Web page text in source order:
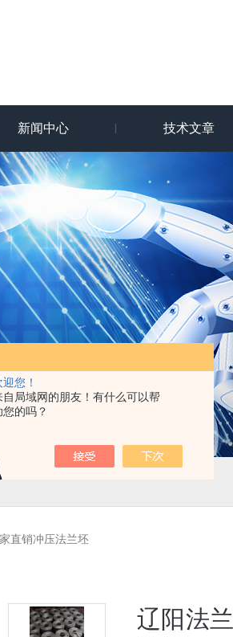
您！
自局域网的朋友！有什么可以帮
您的吗？
新闻中心 技术文章
直销冲压法兰坯
辽阳法